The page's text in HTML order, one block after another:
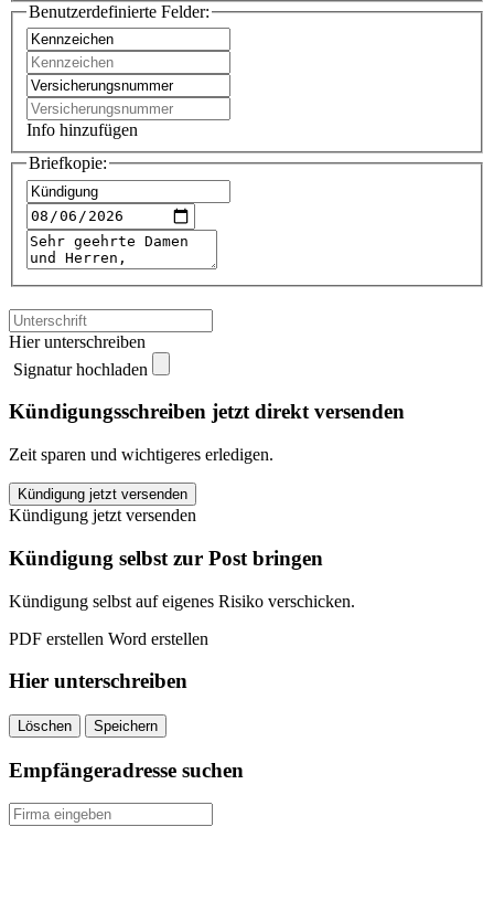
Benutzerdefinierte Felder:
Info hinzufügen
Briefkopie:
Hier unterschreiben
Signatur hochladen
Kündigungsschreiben jetzt direkt versenden
Zeit sparen und wichtigeres erledigen.
KRAVAG
Logistik
Versicherung
kündigen
Kündigung jetzt versenden
Kündigung jetzt versenden
Kündigung selbst zur Post bringen
Kündigung selbst auf eigenes Risiko verschicken.
PDF erstellen Word erstellen
Hier unterschreiben
Löschen Speichern
Empfängeradresse suchen